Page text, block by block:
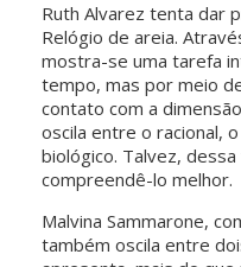
Ruth Alvarez tenta dar
Relógio de areia.
mostra-se uma tarefa
tempo, mas por meio
contato com a
oscila entre o racional,
biológico. Talvez,
compreendê-lo melhor.
Malvina Sammarone,
também oscila entre